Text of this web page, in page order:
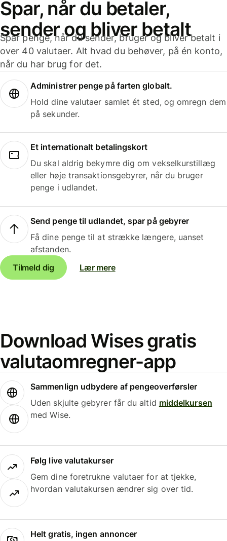
Spar, når du betaler,
sender og bliver betalt
Spar penge, når du sender, bruger og bliver betalt i
over 40 valutaer. Alt hvad du behøver, på én konto,
når du har brug for det.
Administrer penge på farten globalt.
Hold dine valutaer samlet ét sted, og omregn dem
på sekunder.
Et internationalt betalingskort
Du skal aldrig bekymre dig om vekselkurstillæg
eller høje transaktionsgebyrer, når du bruger
penge i udlandet.
Send penge til udlandet, spar på gebyrer
Få dine penge til at strække længere, uanset
afstanden.
Tilmeld dig
Lær mere
Download Wises gratis
valutaomregner-app
Sammenlign udbydere af pengeoverførsler
Uden skjulte gebyrer får du altid middelkursen
med Wise.
Følg live valutakurser
Gem dine foretrukne valutaer for at tjekke,
hvordan valutakursen ændrer sig over tid.
Helt gratis, ingen annoncer